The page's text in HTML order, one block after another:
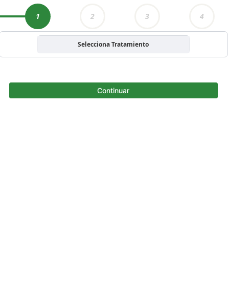
1 2 3 4
Selecciona Tratamiento
Continuar